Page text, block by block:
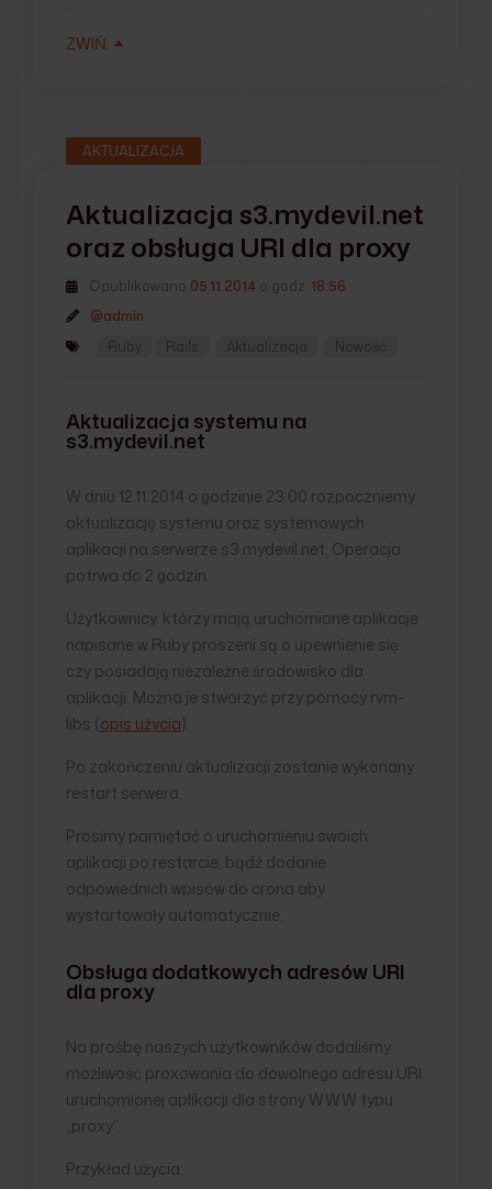
ZWIŃ
AKTUALIZACJA
Aktualizacja s3.mydevil.net
oraz obsługa URI dla proxy
Opublikowano 05.11.2014 o godz. 18:56
@admin
Ruby
Rails Aktualizacja Nowość
Aktualizacja systemu na
s3.mydevil.net
W dniu 12.11.2014 o godzinie 23:00 rozpoczniemy
aktualizację systemu oraz systemowych
aplikacji na serwerze s3.mydevil.net. Operacja
potrwa do 2 godzin.
Użytkownicy, którzy mają uruchomione aplikacje
napisane w Ruby proszeni są o upewnienie się
czy posiadają niezależne środowisko dla
aplikacji. Można je stworzyć przy pomocy rvm-
libs (opis użycia).
Po zakończeniu aktualizacji zostanie wykonany
restart serwera.
Prosimy pamiętać o uruchomieniu swoich
aplikacji po restarcie, bądź dodanie
odpowiednich wpisów do crona aby
wystartowały automatycznie.
Obsługa dodatkowych adresów URI
dla proxy
Na prośbę naszych użytkowników dodaliśmy
możliwość proxowania do dowolnego adresu URI
uruchomionej aplikacji dla strony WWW typu
„proxy”.
Przykład użycia: